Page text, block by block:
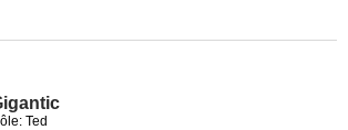
Ted